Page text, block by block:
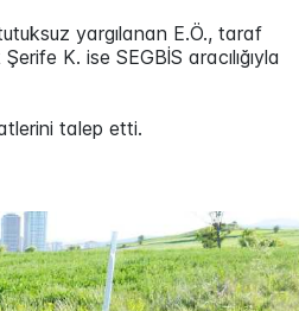
yargılanan E.Ö., taraf
K. ise SEGBİS aracılığıyla
talep etti.